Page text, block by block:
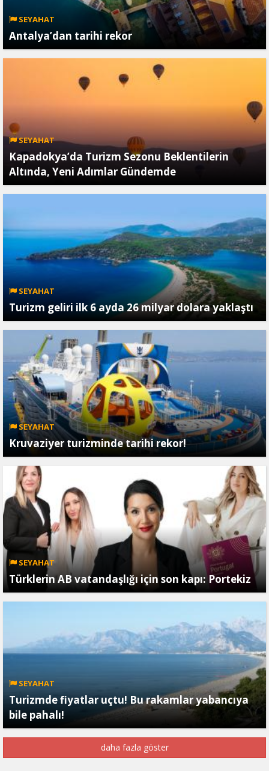
SEYAHAT
Antalya’dan tarihi rekor
SEYAHAT
Kapadokya’da Turizm Sezonu Beklentilerin
Altında, Yeni Adımlar Gündemde
SEYAHAT
Turizm geliri ilk 6 ayda 26 milyar dolara yaklaştı
SEYAHAT
Kruvaziyer turizminde tarihi rekor!
SEYAHAT
Türklerin AB vatandaşlığı için son kapı: Portekiz
SEYAHAT
Turizmde fiyatlar uçtu! Bu rakamlar yabancıya
bile pahalı!
daha fazla göster